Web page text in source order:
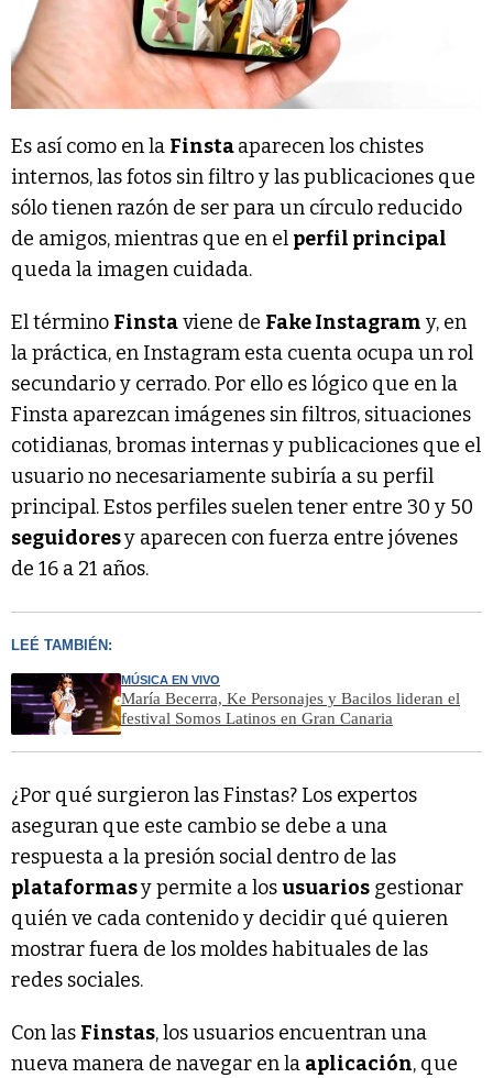
Es así como en la Finstaaparecen los chistes
internos, las fotos sin filtro y las publicaciones que
sólo tienen razón de ser para un círculo reducido
de amigos, mientras que en el perfil principal
queda la imagen cuidada.
El término Finstaviene de Fake Instagram y, en
la práctica, en Instagram esta cuenta ocupa un rol
secundario y cerrado. Por ello es lógico que en la
Finsta aparezcan imágenes sin filtros, situaciones
cotidianas, bromas internas y publicaciones que el
usuario no necesariamente subiría a su perfil
principal. Estos perfiles suelen tener entre 30 y 50
seguidoresy aparecen con fuerza entre jóvenes
de 16 a 21 años.
LEÉ TAMBIÉN:
MÚSICA EN VIVO
María Becerra, Ke Personajes y Bacilos lideran el
festival Somos Latinos en Gran Canaria
¿Por qué surgieron las Finstas? Los expertos
aseguran que este cambio se debe a una
respuesta a la presión social dentro de las
plataformasy permite a losusuarios gestionar
quién ve cada contenido y decidir qué quieren
mostrar fuera de los moldes habituales de las
redes sociales.
Con las Finstas, los usuarios encuentran una
nueva manera de navegar en la aplicación, que